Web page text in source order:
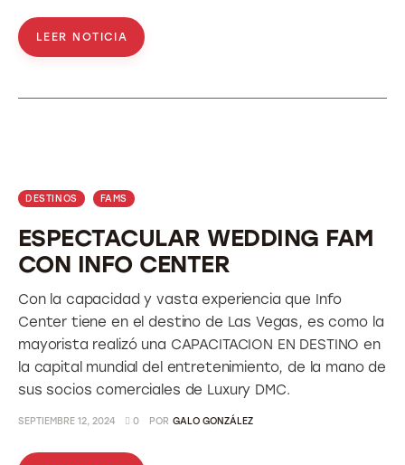
LEER NOTICIA
DESTINOS FAMS
ESPECTACULAR WEDDING FAM
CON INFO CENTER
Con la capacidad y vasta experiencia que Info
Center tiene en el destino de Las Vegas, es como la
mayorista realizó una CAPACITACION EN DESTINO en
la capital mundial del entretenimiento, de la mano de
sus socios comerciales de Luxury DMC.
SEPTIEMBRE 12, 2024 0 POR GALO GONZÁLEZ